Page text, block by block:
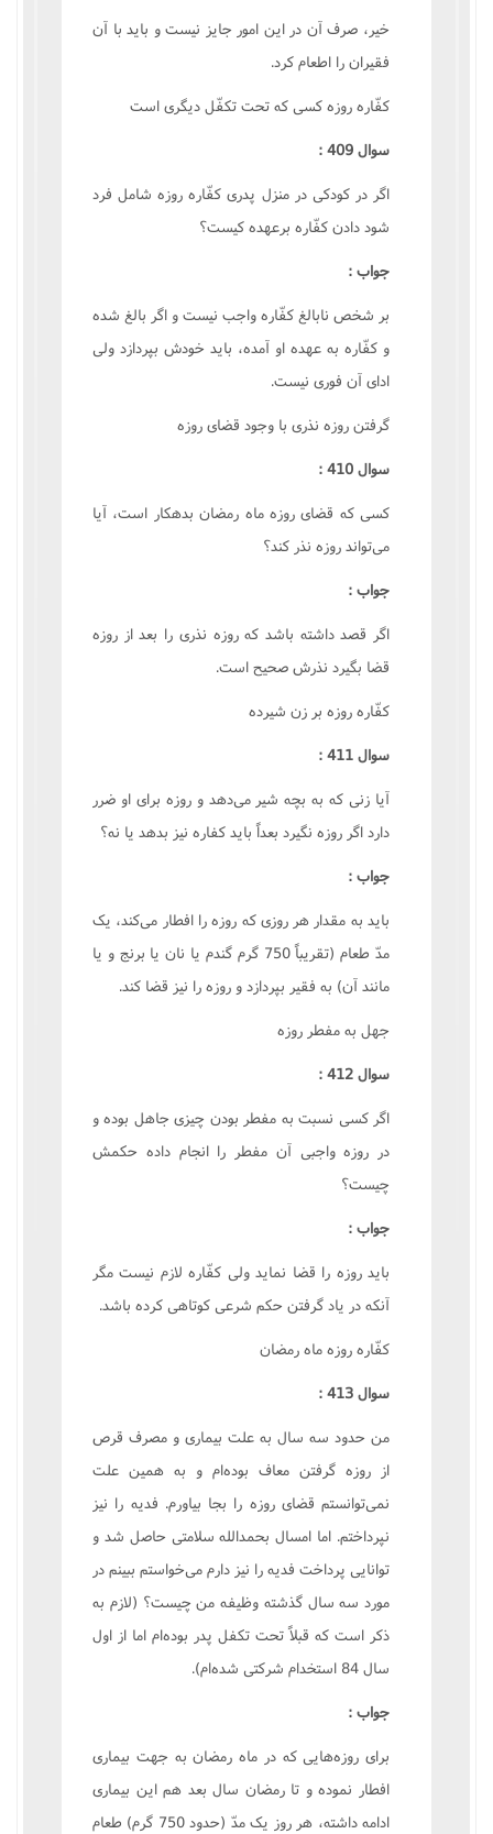
خير، صرف آن در اين امور جايز نيست و بايد با آن
فقيران را اطعام کرد.
کفّاره روزه کسى که تحت تکفّل ديگرى است
سوال 409 :
اگر در کودکى در منزل پدرى کفّاره روزه شامل فرد
شود دادن کفّاره برعهده کيست؟
جواب :
بر شخص نابالغ کفّاره واجب نيست و اگر بالغ شده
و کفّاره به عهده او آمده، بايد خودش بپردازد ولى
اداى آن فورى نيست.
گرفتن روزه نذرى با وجود قضاى روزه
سوال 410 :
کسى که قضاى روزه ماه رمضان بدهکار است، آيا
مى‌تواند روزه نذر کند؟
جواب :
اگر قصد داشته باشد که روزه نذرى را بعد از روزه
قضا بگيرد نذرش صحيح است.
کفّاره روزه بر زن شيرده
سوال 411 :
آيا زنى که به بچه شير مى‌دهد و روزه براى او ضرر
دارد اگر روزه نگيرد بعداً بايد کفاره نيز بدهد يا نه؟
جواب :
بايد به مقدار هر روزى که روزه را افطار مى‌کند، يک
مدّ طعام (تقريباً 750 گرم گندم يا نان يا برنج و يا
مانند آن) به فقير بپردازد و روزه را نيز قضا کند.
جهل به مفطر روزه
سوال 412 :
اگر کسى نسبت به مفطر بودن چيزى جاهل بوده و
در روزه واجبى آن مفطر را انجام داده حکمش
چيست؟
جواب :
بايد روزه را قضا نمايد ولى کفّاره لازم نيست مگر
آنکه در ياد گرفتن حکم شرعى کوتاهى کرده باشد.
کفّاره روزه ماه رمضان
سوال 413 :
من حدود سه سال به علت بيمارى و مصرف قرص
از روزه گرفتن معاف بوده‌ام و به همين علت
نمى‌توانستم قضاى روزه را بجا بياورم. فديه را نيز
نپرداختم. اما امسال بحمدالله سلامتى حاصل شد و
توانايى پرداخت فديه را نيز دارم مى‌خواستم ببينم در
مورد سه سال گذشته وظيفه من چيست؟ (لازم به
ذکر است که قبلاً تحت تکفل پدر بوده‌ام اما از اول
سال 84 استخدام شرکتى شده‌ام).
جواب :
براى روزه‌هايى که در ماه رمضان به جهت بيمارى
افطار نموده و تا رمضان سال بعد هم اين بيمارى
ادامه داشته، هر روز يک مدّ (حدود 750 گرم) طعام